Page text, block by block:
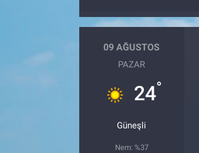
09 AĞUSTOS
PAZAR
24°
Güneşli
Nem: %37